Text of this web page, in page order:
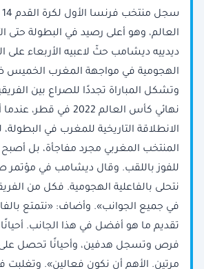
العالم، وهو أعلى رصيد في البطولة حتى
ديدييه ديشامب حثّ لاعبيه الأربعاء على
الهجومية في مواجهة المغرب الخميس
وتشكل المباراة تجددًا للصراع بين
نهائي كأس العالم 2022 في
الانطلاقة التاريخية للمغرب في
المنتخب المغربي مجرد مفاجأة، بل
للفوز باللقب. وقال ديشامب في مؤتمر
نتحلى بالفاعلية الهجومية. فكل من
في جميع الجوانب». وأضاف: «نتمتع
⁠تقديم ​ما هو ⁠أفضل في هذا الجانب.
فرص وتسجل هدفين، وأحيانًا تحصل
مرتين. الأهم أن نكون فعالين».